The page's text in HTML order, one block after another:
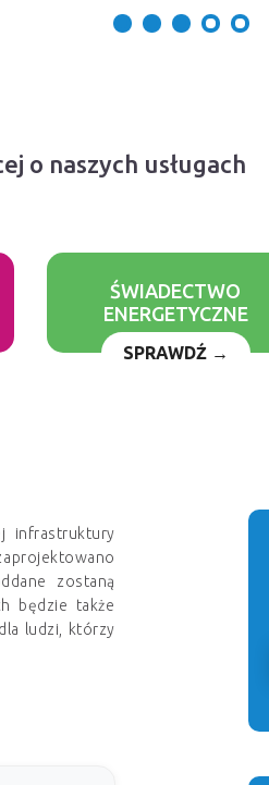
o naszych usługach
ŚWIADECTWO
ENERGETYCZNE
SPRAWDŹ →
infrastruktury
zostaną
będzie także
ludzi, którzy